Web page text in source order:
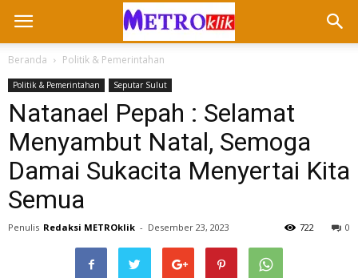
Beranda Politik & Pemerintahan
Politik & Pemerintahan Seputar Sulut
Natanael Pepah : Selamat
Menyambut Natal, Semoga
Damai Sukacita Menyertai Kita
Semua
Penulis Redaksi METROklik - Desember 23, 2023 0
722